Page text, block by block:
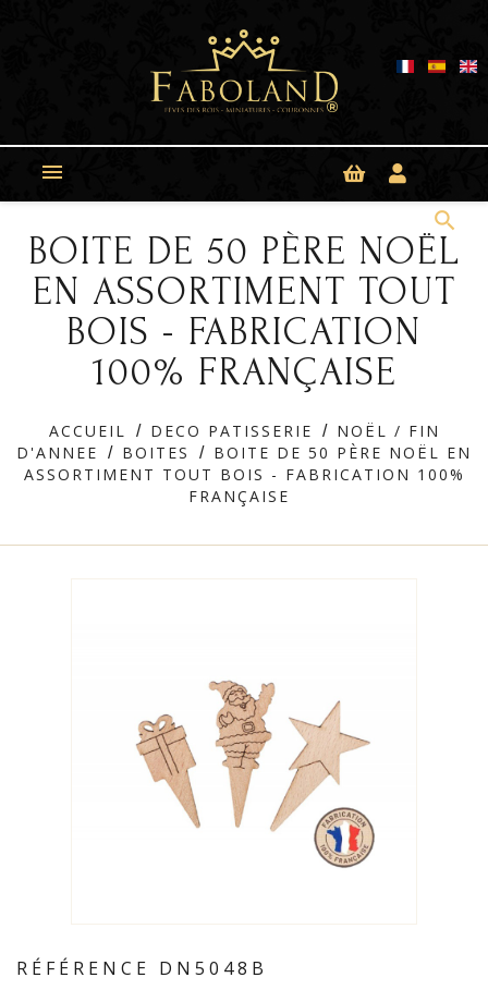

search
BOITE DE 50 PÈRE NOËL
EN ASSORTIMENT TOUT
BOIS - FABRICATION
100% FRANÇAISE
ACCUEIL DECO PATISSERIE
NOËL / FIN
D'ANNEE
BOITES
BOITE DE 50 PÈRE NOËL EN
ASSORTIMENT TOUT BOIS - FABRICATION 100%
FRANÇAISE
RÉFÉRENCE DN5048B